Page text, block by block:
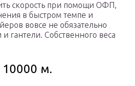
скорость при помощи ОФП,
в быстром темпе и
вовсе не обязательно
гантели. Собственного веса
10000 м.